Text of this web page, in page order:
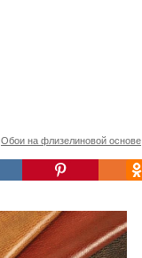
Обои на флизелиновой основе